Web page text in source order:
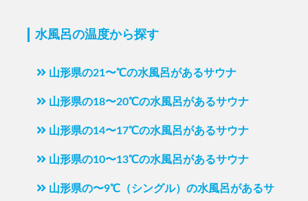
水風呂の温度から探す
山形県の21〜℃の水風呂があるサウナ
山形県の18〜20℃の水風呂があるサウナ
山形県の14〜17℃の水風呂があるサウナ
山形県の10〜13℃の水風呂があるサウナ
山形県の〜9℃（シングル）の水風呂があるサ